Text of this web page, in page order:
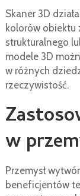
Skaner 3D
kolorów obiektu
strukturalnego
modele 3D
w różnych
rzeczywistość.
w
Przemysł
beneficjentów